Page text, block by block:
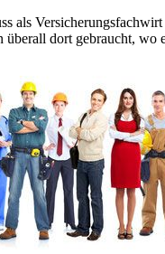
als
dort gebraucht, wo